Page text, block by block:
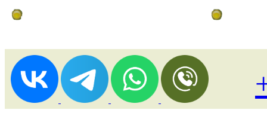
Дистанционное бронирование туров